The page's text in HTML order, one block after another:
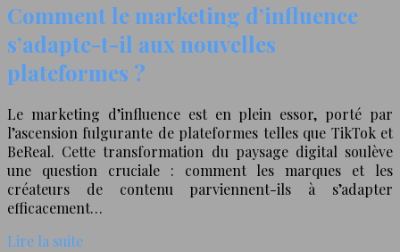
Comment le marketing d’influence
s’adapte-t-il aux nouvelles
plateformes ?
Le marketing d’influence est en plein essor, porté par
l’ascension fulgurante de plateformes telles que TikTok et
BeReal. Cette transformation du paysage digital soulève
une question cruciale : comment les marques et les
créateurs de contenu parviennent-ils à s’adapter
efficacement…
Lire la suite